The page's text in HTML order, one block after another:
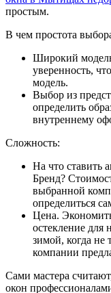
простым.
В чем простота
Широкий
уверенность,
модель.
Выбор из
определить
внутреннему
Сложность:
На что ставить
Бренд?
выбранной
определиться
Цена.
остекление
зимой, когда не
компании
Сами мастера
окон